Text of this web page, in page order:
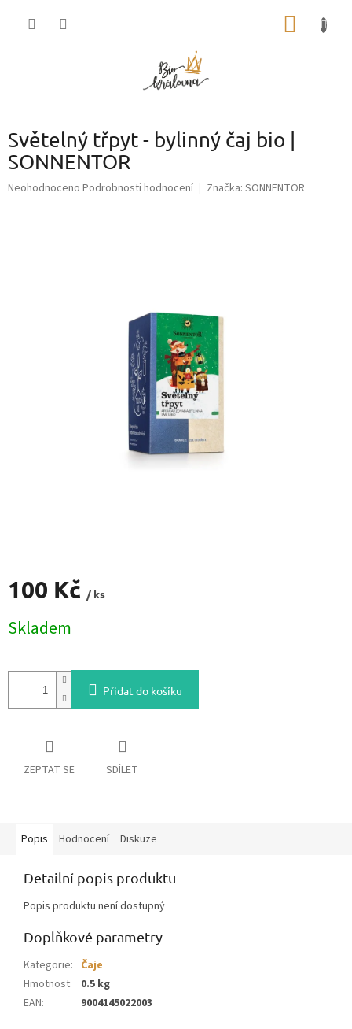
Světelný třpyt - bylinný čaj bio |
SONNENTOR
Průměrné
Neohodnoceno Podrobnosti hodnocení Značka: SONNENTOR
100 Kč / ks
cena:
Skladem
Přidat do košíku
ZEPTAT SE SDÍLET
Popis Hodnocení Diskuze
Detailní popis produktu
Popis produktu není dostupný
Doplňkové parametry
Kategorie: Čaje
Hmotnost:
0.5 kg
EAN: 9004145022003